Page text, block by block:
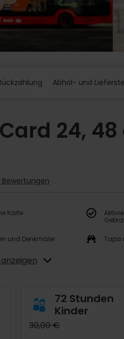
Abhol- und
24, 48
Bewertungen
Karte
und Denkmäler Tapa
72 Stunden
Kinder
30,00 €